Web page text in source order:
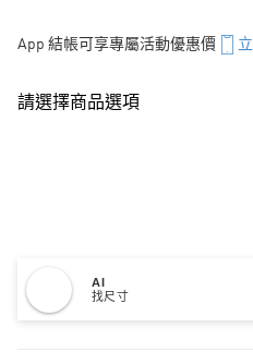
App 結帳可享專屬活動優惠價
請選擇商品選項
AI
找尺寸